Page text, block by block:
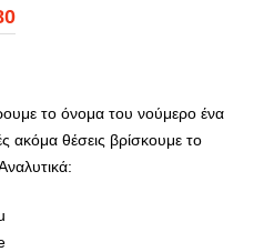
το όνομα του νούμερο ένα
ακόμα θέσεις βρίσκουμε το